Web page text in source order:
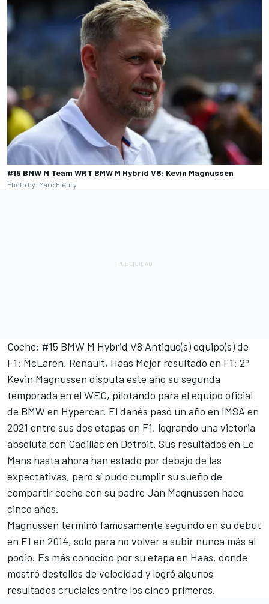
#15 BMW M Team WRT BMW M Hybrid V8: Kevin Magnussen
Photo by: Marc Fleury
Coche: #15 BMW M Hybrid V8 Antiguo(s) equipo(s) de
F1: McLaren, Renault, Haas Mejor resultado en F1: 2º
Kevin Magnussen disputa este año su segunda
temporada en el WEC, pilotando para el equipo oficial
de BMW en Hypercar. El danés pasó un año en IMSA en
2021 entre sus dos etapas en F1, logrando una victoria
absoluta con Cadillac en Detroit. Sus resultados en Le
Mans hasta ahora han estado por debajo de las
expectativas, pero sí pudo cumplir su sueño de
compartir coche con su padre Jan Magnussen hace
cinco años.
Magnussen terminó famosamente segundo en su debut
en F1 en 2014, solo para no volver a subir nunca más al
podio. Es más conocido por su etapa en Haas, donde
mostró destellos de velocidad y logró algunos
resultados cruciales entre los cinco primeros.